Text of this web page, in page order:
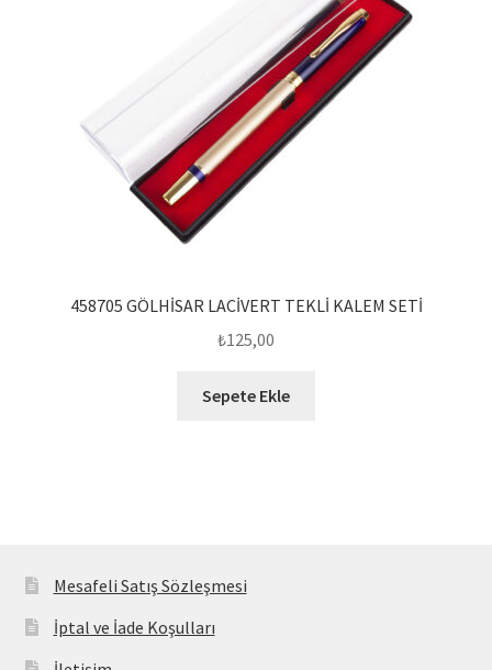
458705 GÖLHİSAR LACİVERT TEKLİ KALEM SETİ
₺125,00
Sepete Ekle
Mesafeli Satış Sözleşmesi
İptal ve İade Koşulları